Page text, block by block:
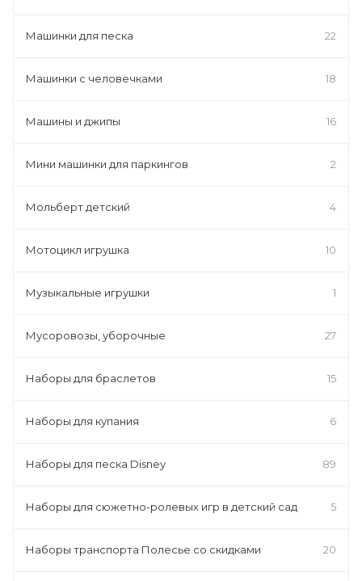
Машинки для песка 22
Машинки с человечками 18
Машины и джипы 16
Мини машинки для паркингов 2
Мольберт детский 4
Мотоцикл игрушка 10
Музыкальные игрушки 1
Мусоровозы, уборочные 27
Наборы для браслетов 15
Наборы для купания 6
Наборы для песка Disney 89
Наборы для сюжетно-ролевых игр в детский сад 5
Наборы транспорта Полесье со скидками 20